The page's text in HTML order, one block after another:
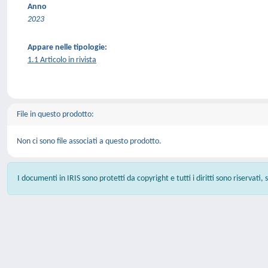
Anno
2023
Appare nelle tipologie:
1.1 Articolo in rivista
File in questo prodotto:
Non ci sono file associati a questo prodotto.
I documenti in IRIS sono protetti da copyright e tutti i diritti sono riservati,